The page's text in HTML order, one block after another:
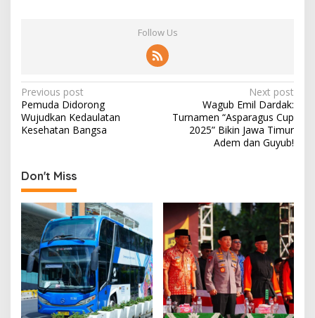
Follow Us
P
o
s
n
a
v
i
g
a
t
i
Previous post
Pemuda Didorong
Wujudkan Kedaulatan
Kesehatan Bangsa
Next post
Wagub Emil Dardak:
Turnamen “Asparagus Cup
2025” Bikin Jawa Timur
Adem dan Guyub!
Don't Miss